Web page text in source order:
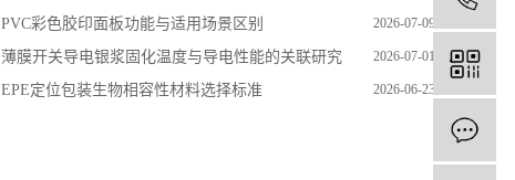
PVC彩色胶印面板功能与适用场景区别 2026-07-09
薄膜开关导电银浆固化温度与导电性能的关联研究 2026-07-01
EPE定位包装生物相容性材料选择标准 2026-06-23